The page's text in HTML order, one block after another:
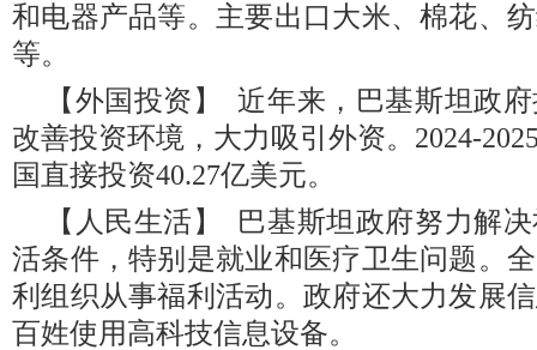
和电器产品等。主要出口大米、棉花、
等。
【外国投资】 近年来，巴基斯坦政
改善投资环境，大力吸引外资。2024-
国直接投资40.27亿美元。
【人民生活】 巴基斯坦政府努力解
活条件，特别是就业和医疗卫生问题。
利组织从事福利活动。政府还大力发展
百姓使用高科技信息设备。